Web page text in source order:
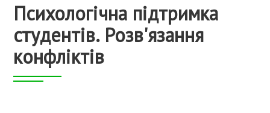
Психологічна підтримка
студентів. Розв'язання
конфліктів